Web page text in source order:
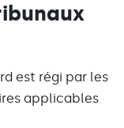
est régi par les
applicables